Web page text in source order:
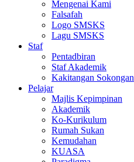
Mengenai Kami
Falsafah
Logo SMSKS
Lagu SMSKS
Staf
Pentadbiran
Staf Akademik
Kakitangan Sokongan
Pelajar
Majlis Kepimpinan
Akademik
Ko-Kurikulum
Rumah Sukan
Kemudahan
KUASA